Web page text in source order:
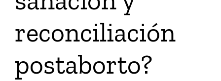
Boletín Electrónico
Media
reconciliación
postaborto?